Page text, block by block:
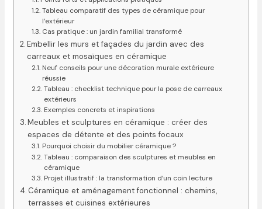
Tableau comparatif des types de céramique pour
l’extérieur
Cas pratique : un jardin familial transformé
Embellir les murs et façades du jardin avec des
carreaux et mosaïques en céramique
Neuf conseils pour une décoration murale extérieure
réussie
Tableau : checklist technique pour la pose de carreaux
extérieurs
Exemples concrets et inspirations
Meubles et sculptures en céramique : créer des
espaces de détente et des points focaux
Pourquoi choisir du mobilier céramique ?
Tableau : comparaison des sculptures et meubles en
céramique
Projet illustratif : la transformation d’un coin lecture
Céramique et aménagement fonctionnel : chemins,
terrasses et cuisines extérieures